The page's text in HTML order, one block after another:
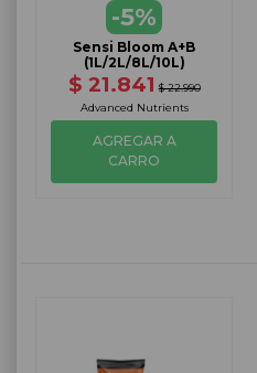
-5%
Sensi Bloom A+B
(1L/2L/8L/10L)
$ 21.841 $ 22.990
Advanced Nutrients
AGREGAR A
CARRO